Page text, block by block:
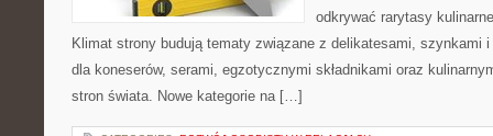
odkrywać rarytasy
Klimat strony budują tematy związane z delikatesami, szynkami
dla koneserów, serami, egzotycznymi składnikami oraz
stron świata. Nowe kategorie na […]